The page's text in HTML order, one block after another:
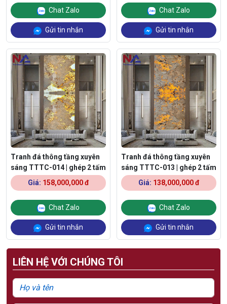
Chat Zalo
Gửi tin nhắn
Chat Zalo
Gửi tin nhắn
Tranh đá thông tầng xuyên
sáng TTTC-014 | ghép 2 tấm
Giá: 158,000,000 đ
Chat Zalo
Gửi tin nhắn
Tranh đá thông tầng xuyên
sáng TTTC-013 | ghép 2 tấm
Giá: 138,000,000 đ
Chat Zalo
Gửi tin nhắn
LIÊN HỆ VỚI CHÚNG TÔI